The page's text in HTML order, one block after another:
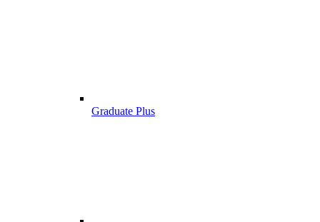
Graduate Plus